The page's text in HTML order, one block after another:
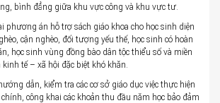
bình đẳng giữa khu vực công và khu vực tư.
phương án hỗ trợ sách giáo khoa cho học sinh diện
cận nghèo, đối tượng yếu thế, học sinh có hoàn
học sinh vùng đồng bào dân tộc thiểu số và miền
tế – xã hội đặc biệt khó khăn.
dẫn, kiểm tra các cơ sở giáo dục việc thực hiện
công khai các khoản thu đầu năm học bảo đảm